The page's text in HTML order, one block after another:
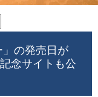
」の発売日が
念サイトも公